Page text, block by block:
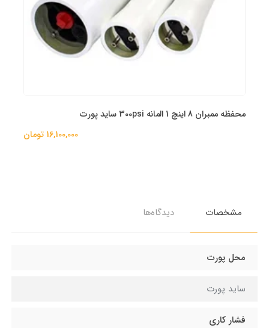
محفظه ممبران 8 اینچ 1 المانه 300psi ساید پورت
16,100,000 تومان
مشخصات دیدگاه‌ها
محل پورت
ساید پورت
فشار کاری